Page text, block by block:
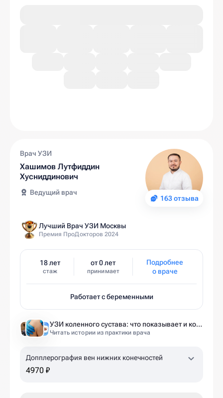
163 отзыва
Врач УЗИ
Хашимов Лутфиддин
Хусниддинович
Ведущий врач
Лучший Врач УЗИ Москвы
Премия ПроДокторов 2024
18 лет
стаж
от 0 лет
принимает
Подробнее
о враче
Работает с беременными
УЗИ коленного сустава: что показывает и когда назначают
Читать истории из практики врача
Допплерография вен нижних конечностей
4970 ₽